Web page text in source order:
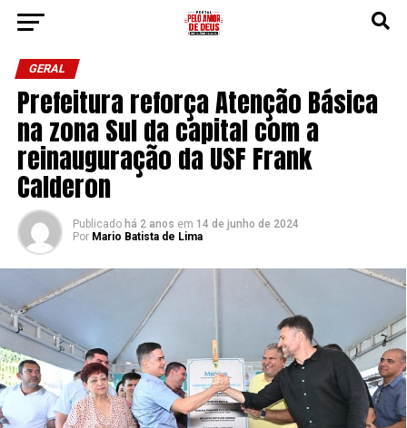
GERAL
Prefeitura reforça Atenção Básica
na zona Sul da capital com a
reinauguração da USF Frank
Calderon
Publicado há 2 anos em 14 de junho de 2024
Por Mario Batista de Lima